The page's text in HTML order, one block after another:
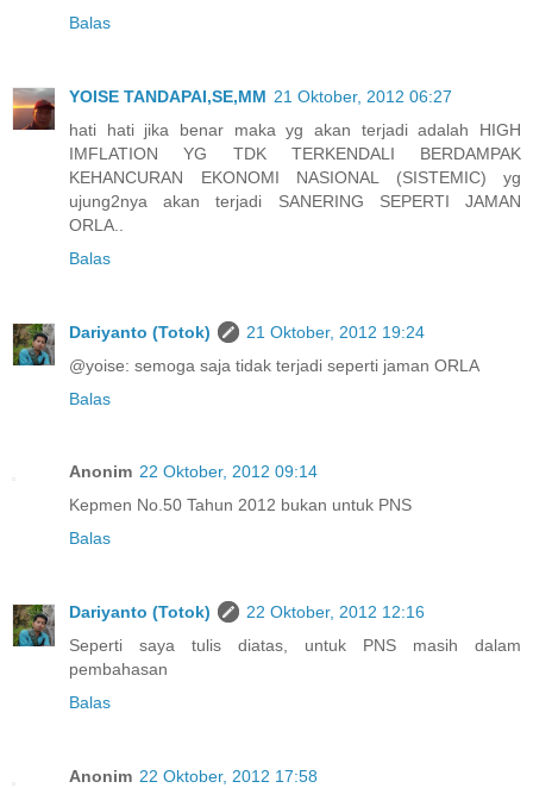
Balas
YOISE TANDAPAI,SE,MM 21 Oktober, 2012 06:27
hati hati jika benar maka yg akan terjadi adalah HIGH
IMFLATION YG TDK TERKENDALI BERDAMPAK
KEHANCURAN EKONOMI NASIONAL (SISTEMIC) yg
ujung2nya akan terjadi SANERING SEPERTI JAMAN
ORLA..
Balas
Dariyanto (Totok)
21 Oktober, 2012 19:24
@yoise: semoga saja tidak terjadi seperti jaman ORLA
Balas
Anonim 22 Oktober, 2012 09:14
Kepmen No.50 Tahun 2012 bukan untuk PNS
Balas
Dariyanto (Totok)
22 Oktober, 2012 12:16
Seperti saya tulis diatas, untuk PNS masih dalam
pembahasan
Balas
Anonim 22 Oktober, 2012 17:58